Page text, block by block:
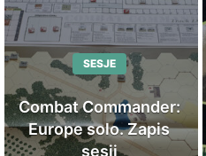
SESJE
Combat Commander:
Europe solo. Zapis
sesji